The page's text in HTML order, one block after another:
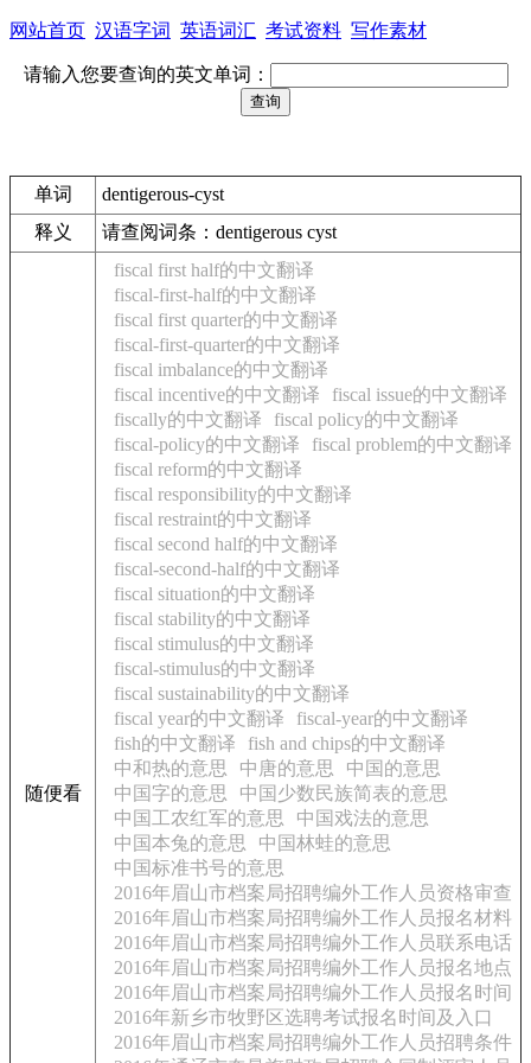
网站首页 汉语字词 英语词汇 考试资料 写作素材
请输入您要查询的英文单词：
单词
dentigerous-cyst
释义
请查阅词条：dentigerous cyst
随便看
fiscal first half的中文翻译
fiscal-first-half的中文翻译
fiscal first quarter的中文翻译
fiscal-first-quarter的中文翻译
fiscal imbalance的中文翻译
fiscal incentive的中文翻译
fiscal issue的中文翻译
fiscally的中文翻译
fiscal policy的中文翻译
fiscal-policy的中文翻译
fiscal problem的中文翻译
fiscal reform的中文翻译
fiscal responsibility的中文翻译
fiscal restraint的中文翻译
fiscal second half的中文翻译
fiscal-second-half的中文翻译
fiscal situation的中文翻译
fiscal stability的中文翻译
fiscal stimulus的中文翻译
fiscal-stimulus的中文翻译
fiscal sustainability的中文翻译
fiscal year的中文翻译
fiscal-year的中文翻译
fish的中文翻译
fish and chips的中文翻译
中和热的意思
中唐的意思
中国的意思
中国字的意思
中国少数民族简表的意思
中国工农红军的意思
中国戏法的意思
中国本兔的意思
中国林蛙的意思
中国标准书号的意思
2016年眉山市档案局招聘编外工作人员资格审查
2016年眉山市档案局招聘编外工作人员报名材料
2016年眉山市档案局招聘编外工作人员联系电话
2016年眉山市档案局招聘编外工作人员报名地点
2016年眉山市档案局招聘编外工作人员报名时间
2016年新乡市牧野区选聘考试报名时间及入口
2016年眉山市档案局招聘编外工作人员招聘条件